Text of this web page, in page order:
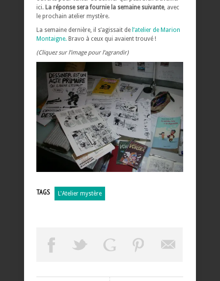
ici. La réponse sera fournie la semaine suivante, avec
le prochain atelier mystère.
La semaine dernière, il s’agissait de l’atelier de Marion
Montaigne. Bravo à ceux qui avaient trouvé !
(Cliquez sur l’image pour l’agrandir)
TAGS L'Atelier mystère